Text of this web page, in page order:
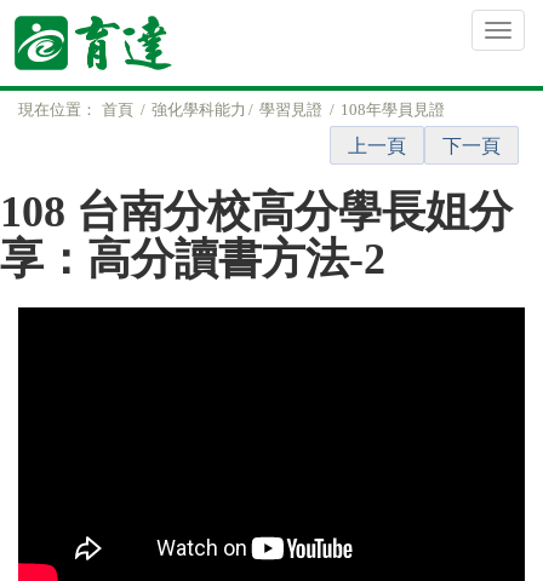
現在位置： 首頁 強化學科能力 學習見證 108年學員見證
上一頁 下一頁
108 台南分校高分學長姐分
享：高分讀書方法-2